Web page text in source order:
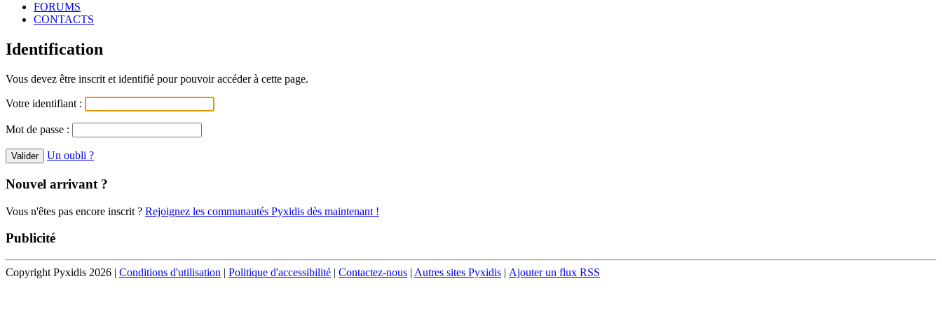
FORUMS
CONTACTS
Identification
Vous devez être inscrit et identifié pour pouvoir accéder à cette page.
Votre identifiant :
Mot de passe :
Un oubli ?
Nouvel arrivant ?
Vous n'êtes pas encore inscrit ? Rejoignez les communautés Pyxidis dès maintenant !
Publicité
Copyright Pyxidis 2026 | Conditions d'utilisation | Politique d'accessibilité | Contactez-nous | Autres sites Pyxidis | Ajouter un flux RSS